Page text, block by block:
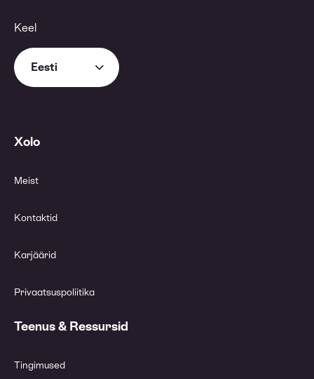
Keel
Eesti
Xolo
Meist
Kontaktid
Karjäärid
Privaatsuspoliitika
Teenus & Ressursid
Tingimused